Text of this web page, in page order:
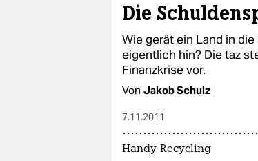
Die
Wie gerät ein Land in
eigentlich hin? Die taz
Finanzkrise vor.
Von Jakob Schulz
7.11.2011
Handy-Recycling